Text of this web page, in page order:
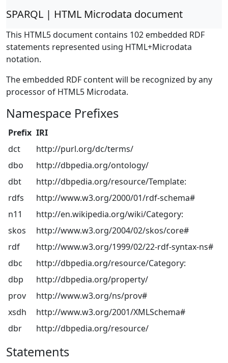
SPARQL | HTML Microdata document
This HTML5 document contains 102 embedded RDF
statements represented using HTML+Microdata
notation.
The embedded RDF content will be recognized by any
processor of HTML5 Microdata.
Namespace Prefixes
Prefix IRI
dct
http://purl.org/dc/terms/
dbo
http://dbpedia.org/ontology/
dbt
http://dbpedia.org/resource/Template:
rdfs
http://www.w3.org/2000/01/rdf-schema#
n11
http://en.wikipedia.org/wiki/Category:
skos
http://www.w3.org/2004/02/skos/core#
rdf
http://www.w3.org/1999/02/22-rdf-syntax-ns#
dbc
http://dbpedia.org/resource/Category:
dbp
http://dbpedia.org/property/
prov
http://www.w3.org/ns/prov#
xsdh
http://www.w3.org/2001/XMLSchema#
dbr
http://dbpedia.org/resource/
Statements